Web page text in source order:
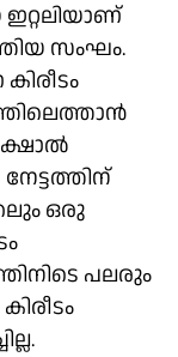
ഇറ്റലിയാണ്
സംഘം.
ഒരു
പലരും